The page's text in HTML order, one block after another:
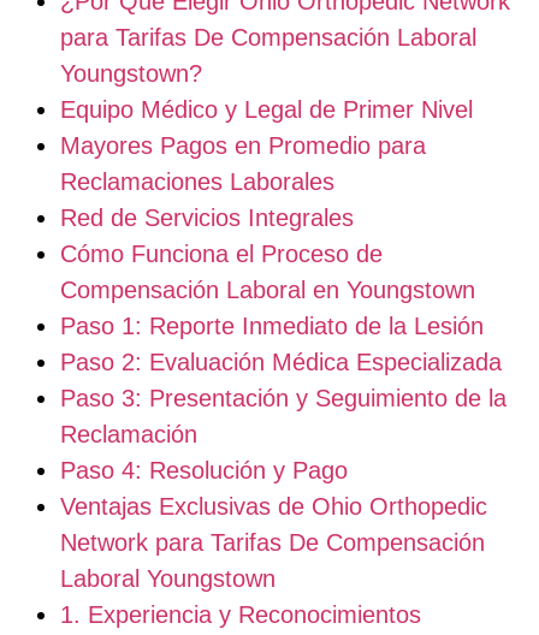
para Tarifas De Compensación Laboral
Youngstown?
Equipo Médico y Legal de Primer Nivel
Mayores Pagos en Promedio para
Reclamaciones Laborales
Red de Servicios Integrales
Cómo Funciona el Proceso de
Compensación Laboral en Youngstown
Paso 1: Reporte Inmediato de la Lesión
Paso 2: Evaluación Médica Especializada
Paso 3: Presentación y Seguimiento de la
Reclamación
Paso 4: Resolución y Pago
Ventajas Exclusivas de Ohio Orthopedic
Network para Tarifas De Compensación
Laboral Youngstown
1. Experiencia y Reconocimientos